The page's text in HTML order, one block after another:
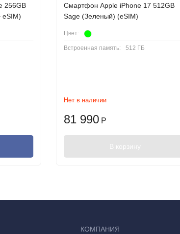
превращает каждый снимок в шедевр,
и прочности
256GB
eSIM)
Cмартфон Apple iPhone 17 512GB
Sage (Зеленый) (eSIM)
Цвет:
Встроенная память: 512 ГБ
Нет в наличии
81 990 Р
В корзину
КОМПАНИЯ